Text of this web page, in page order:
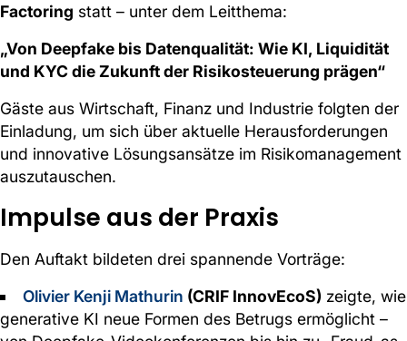
Factoring statt – unter dem Leitthema:
„Von Deepfake bis Datenqualität: Wie KI, Liquidität
und KYC die Zukunft der Risikosteuerung prägen“
Gäste aus Wirtschaft, Finanz und Industrie folgten der
Einladung, um sich über aktuelle Herausforderungen
und innovative Lösungsansätze im Risikomanagement
auszutauschen.
Impulse aus der Praxis
Den Auftakt bildeten drei spannende Vorträge:
Olivier Kenji Mathurin (CRIF InnovEcoS) zeigte, wie
generative KI neue Formen des Betrugs ermöglicht –